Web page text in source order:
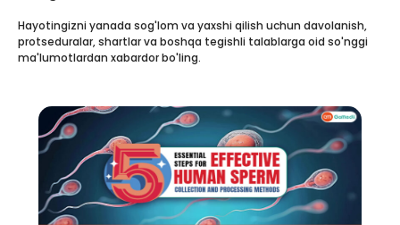
Hayotingizni yanada sog'lom va yaxshi qilish uchun davolanish,
protseduralar, shartlar va boshqa tegishli talablarga oid so'nggi
ma'lumotlardan xabardor bo'ling.